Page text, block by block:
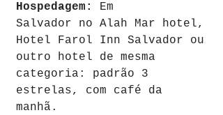
Hospedagem: Em
Salvador no Alah Mar hotel,
Hotel Farol Inn Salvador ou
outro hotel de mesma
categoria: padrão 3
estrelas, com café da
manhã.